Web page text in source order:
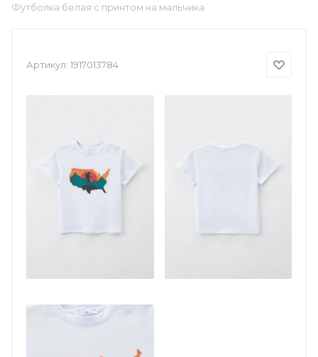
Футболка белая с принтом на мальчика
Артикул: 1917013784